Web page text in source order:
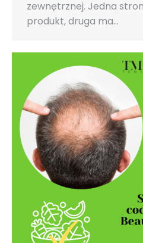
zewnętrznej. Jedna
produkt, druga ma…